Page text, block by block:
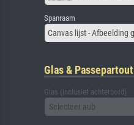
Spanraam
Glas & Passepartout
Glas (inclusief achterbord)
Selecteer aub